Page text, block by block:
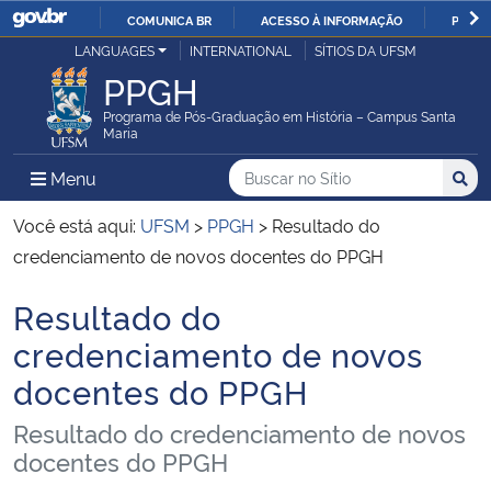
IR
O
COMUNICA BR ACESSO À INFORMAÇÃO
Ministério da Justiça e Segurança Pública
Ministério da Defesa
Ministério das Relações Exteriores
Ministério da Infraestrutura
Ministério da Agricultura, Pecuária e Abastecimento
Ministério da Educação
LANGUAGES INTERNATIONAL SÍTIOS DA UFSM
PPGH
Programa de Pós-Graduação em História – Campus Santa
Maria
Menu Menu Principal do Sítio
Busca
Buscar no no Sítio
Busca:
Você está aqui: UFSM > PPGH > Resultado do
credenciamento de novos docentes do PPGH
Início do conteúdo
Resultado do
credenciamento de novos
docentes do PPGH
Resultado do credenciamento de novos
docentes do PPGH